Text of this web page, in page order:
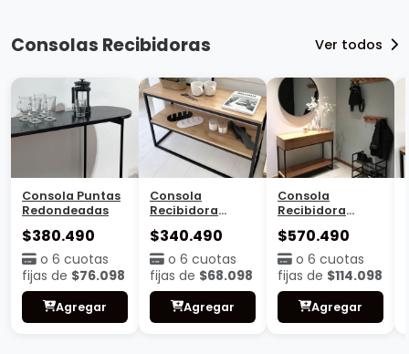
Consolas Recibidoras Ver todos
Consola Puntas
Redondeadas
$380.490
o 6 cuotas
fijas de $76.098
Agregar
Consola
Recibidora
estante
$340.490
o 6 cuotas
fijas de $68.098
Agregar
Consola
Recibidora
Cajonera
$570.490
o 6 cuotas
fijas de $114.098
Agregar